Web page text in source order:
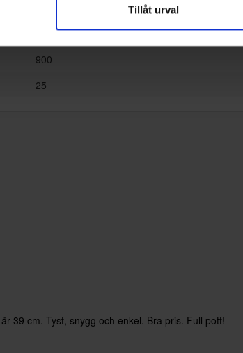
Tillåt urval
900
25
39 cm. Tyst, snygg och enkel. Bra pris. Full pott!